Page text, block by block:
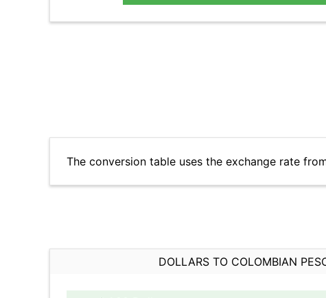
The conversion table uses the exchange rate
DOLLARS TO COLOMBIAN